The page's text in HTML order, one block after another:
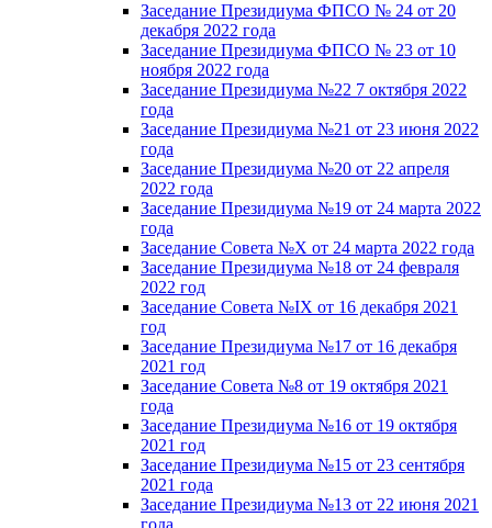
Заседание Президиума ФПСО № 24 от 20
декабря 2022 года
Заседание Президиума ФПСО № 23 от 10
ноября 2022 года
Заседание Президиума №22 7 октября 2022
года
Заседание Президиума №21 от 23 июня 2022
года
Заседание Президиума №20 от 22 апреля
2022 года
Заседание Президиума №19 от 24 марта 2022
года
Заседание Совета №X от 24 марта 2022 года
Заседание Президиума №18 от 24 февраля
2022 год
Заседание Совета №IX от 16 декабря 2021
год
Заседание Президиума №17 от 16 декабря
2021 год
Заседание Совета №8 от 19 октября 2021
года
Заседание Президиума №16 от 19 октября
2021 год
Заседание Президиума №15 от 23 сентября
2021 года
Заседание Президиума №13 от 22 июня 2021
года